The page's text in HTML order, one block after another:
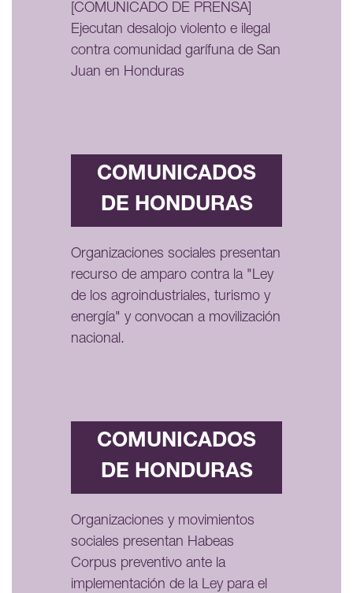
[COMUNICADO DE PRENSA]
Ejecutan desalojo violento e ilegal
contra comunidad garífuna de San
Juan en Honduras
COMUNICADOS
DE HONDURAS
Organizaciones sociales presentan
recurso de amparo contra la "Ley
de los agroindustriales, turismo y
energía" y convocan a movilización
nacional.
COMUNICADOS
DE HONDURAS
Organizaciones y movimientos
sociales presentan Habeas
Corpus preventivo ante la
implementación de la Ley para el